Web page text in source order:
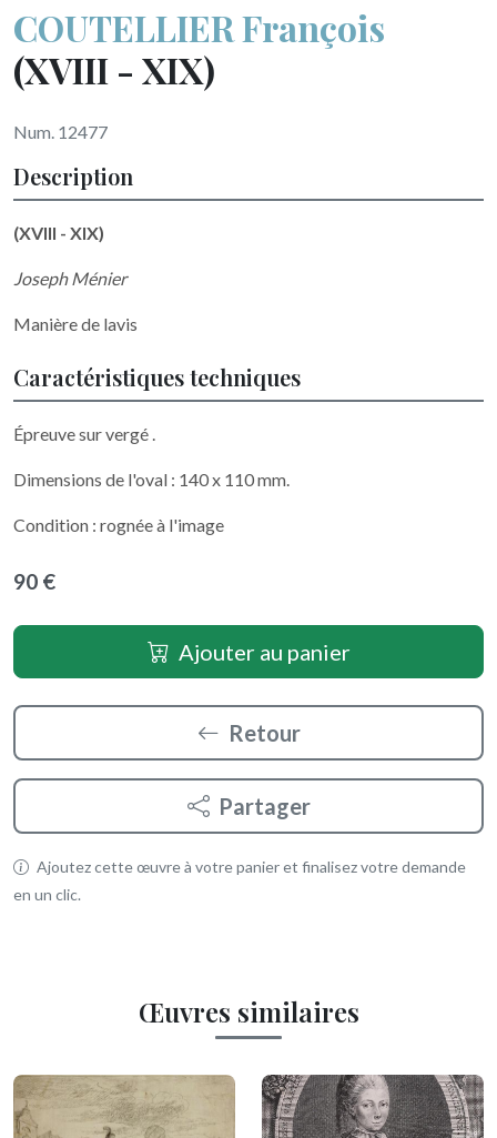
COUTELLIER François
(XVIII - XIX)
Num. 12477
Description
(XVIII - XIX)
Joseph Ménier
Manière de lavis
Caractéristiques techniques
Épreuve sur vergé .
Dimensions de l'oval : 140 x 110 mm.
Condition : rognée à l'image
90 €
Ajouter au panier
Retour
Partager
Ajoutez cette œuvre à votre panier et finalisez votre demande
en un clic.
Œuvres similaires